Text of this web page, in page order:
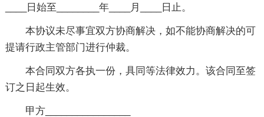
____日始至________年____月____日止。
本协议未尽事宜双方协商解决，如不能协商解决的可
提请行政主管部门进行仲裁。
本合同双方各执一份，具同等法律效力。该合同至签
订之日起生效。
甲方________________